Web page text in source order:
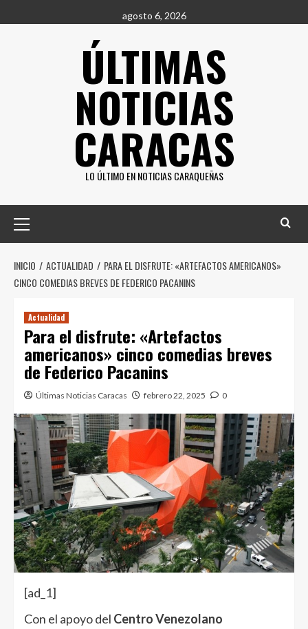
al
agosto 6, 2026
ÚLTIMAS
NOTICIAS
CARACAS
LO ÚLTIMO EN NOTICIAS CARAQUEÑAS
principal
INICIO ACTUALIDAD
PARA EL DISFRUTE: «ARTEFACTOS AMERICANOS»
CINCO COMEDIAS BREVES DE FEDERICO PACANINS
Actualidad
Para el disfrute: «Artefactos
americanos» cinco comedias breves
de Federico Pacanins
Últimas Noticias Caracas febrero 22, 2025 0
[ad_1]
Con el apoyo del Centro Venezolano